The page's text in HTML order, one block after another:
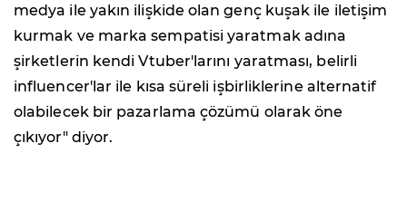
medya ile yakın ilişkide olan genç kuşak ile iletişim
kurmak ve marka sempatisi yaratmak adına
şirketlerin kendi Vtuber'larını yaratması, belirli
influencer'lar ile kısa süreli işbirliklerine alternatif
olabilecek bir pazarlama çözümü olarak öne
çıkıyor" diyor.